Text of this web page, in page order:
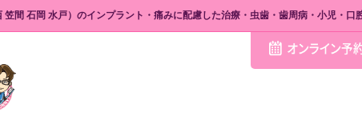
笠間 石岡 水戸）のインプラント・痛みに配慮した治療・虫歯・歯周病・小児・口